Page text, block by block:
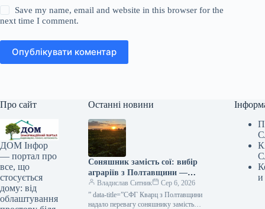
Save my name, email and website in this browser for the
next time I comment.
Опублікувати коментар
Про сайт
ДОМ Інфор
— портал про
все, що
стосується
дому: від
облаштування
Останні новини
Соняшник замість сої: вибір
аграріїв з Полтавщини —
КУРКУЛЬ
Владислав Ситник
Сер 6, 2026
” data-title=”СФГ Кварц з Полтавщини
надало перевагу соняшнику замість
и